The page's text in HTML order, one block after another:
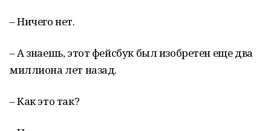
– Ничего нет.
– А знаешь, этот фейсбук был изобретен еще два
миллиона лет назад.
– Как это так?